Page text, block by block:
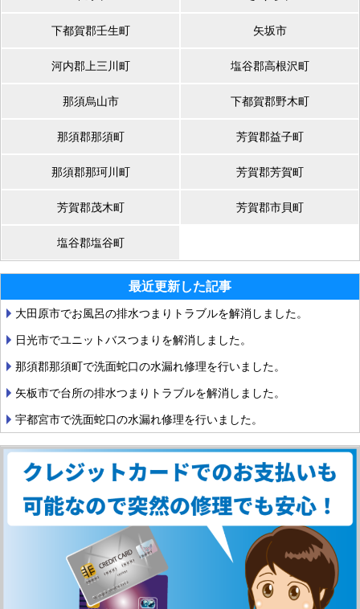
下都賀郡壬生町 矢坂市
河内郡上三川町 塩谷郡高根沢町
那須烏山市 下都賀郡野木町
那須郡那須町 芳賀郡益子町
那須郡那珂川町 芳賀郡芳賀町
芳賀郡茂木町 芳賀郡市貝町
塩谷郡塩谷町
最近更新した記事
大田原市でお風呂の排水つまりトラブルを解消しました。
日光市でユニットバスつまりを解消しました。
那須郡那須町で洗面蛇口の水漏れ修理を行いました。
矢板市で台所の排水つまりトラブルを解消しました。
宇都宮市で洗面蛇口の水漏れ修理を行いました。